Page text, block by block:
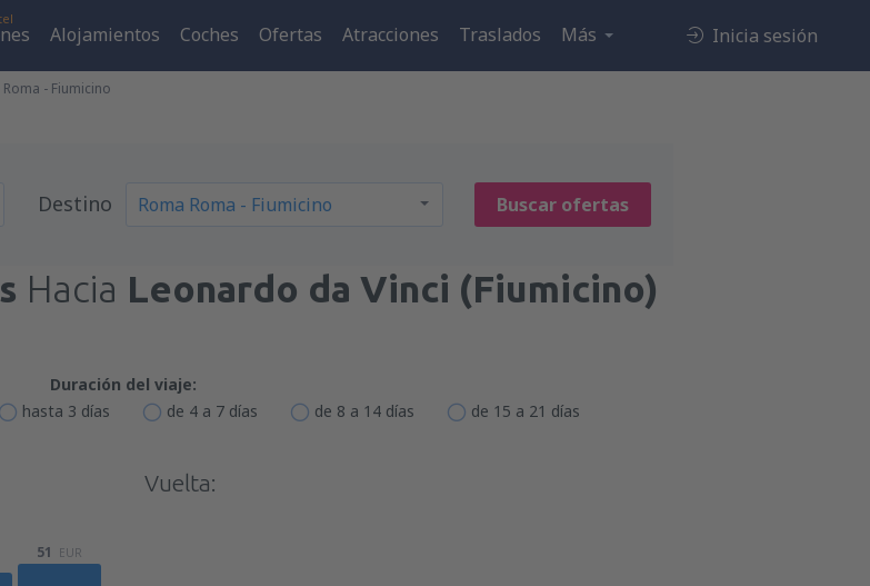
Alojamientos Coches Ofertas Atracciones Traslados Más Inicia sesión
- Fiumicino
Destino Buscar ofertas
Hacia Leonardo da Vinci (Fiumicino)
Duración del viaje:
hasta 3 días de 4 a 7 días de 8 a 14 días de 15 a 21 días
51 EUR
Vuelta: